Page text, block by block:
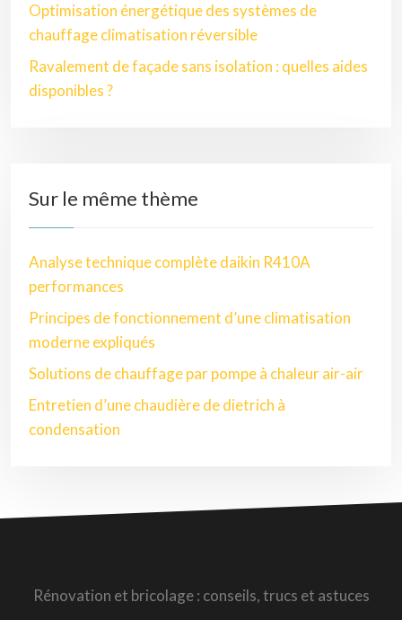
Optimisation énergétique des systèmes de
chauffage climatisation réversible
Ravalement de façade sans isolation : quelles aides
disponibles ?
Sur le même thème
Analyse technique complète daikin R410A
performances
Principes de fonctionnement d’une climatisation
moderne expliqués
Solutions de chauffage par pompe à chaleur air-air
Entretien d’une chaudière de dietrich à
condensation
Rénovation et bricolage : conseils, trucs et astuces